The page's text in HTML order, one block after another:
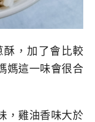
，加了會比較
媽這一味會很合
，雞油香味大於